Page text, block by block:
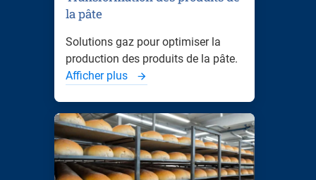
la pâte
Solutions gaz pour optimiser la
production des produits de la pâte.
Afficher plus